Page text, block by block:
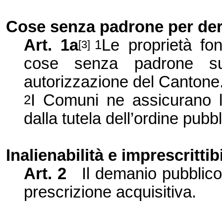
Cose senza padrone per
Art. 1a[3] 1Le proprietà
cose senza padrone
autorizzazione del
2I Comuni ne assicurano
dalla tutela dell’ordine
Inalienabilità e
Art. 2
Il demanio
prescrizione acquisitiva.